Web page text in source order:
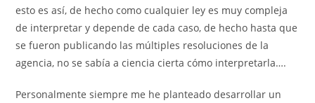
esto es así, de hecho como cualquier ley es muy compleja
de interpretar y depende de cada caso, de hecho hasta que
se fueron publicando las múltiples resoluciones de la
agencia, no se sabía a ciencia cierta cómo interpretarla….
Personalmente siempre me he planteado desarrollar un